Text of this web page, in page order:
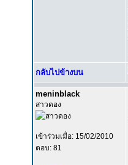
กลับไปข้างบน
meninblack
สาวดอง
เข้าร่วมเมื่อ: 15/02/2010
ตอบ: 81